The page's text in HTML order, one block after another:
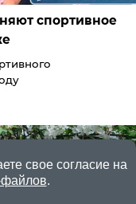
спортивное
свое согласие на
.